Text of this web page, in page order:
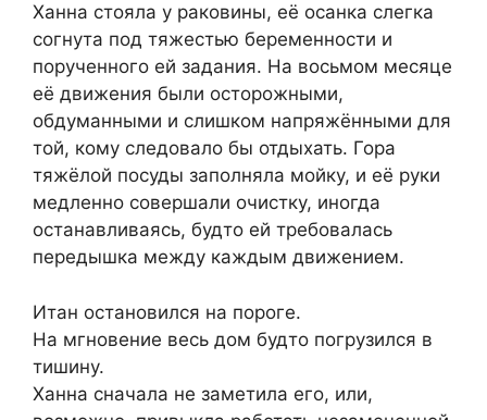
Ханна стояла у раковины, её осанка слегка
согнута под тяжестью беременности и
порученного ей задания. На восьмом месяце
её движения были осторожными,
обдуманными и слишком напряжёнными для
той, кому следовало бы отдыхать. Гора
тяжёлой посуды заполняла мойку, и её руки
медленно совершали очистку, иногда
останавливаясь, будто ей требовалась
передышка между каждым движением.
Итан остановился на пороге.
На мгновение весь дом будто погрузился в
тишину.
Ханна сначала не заметила его, или,